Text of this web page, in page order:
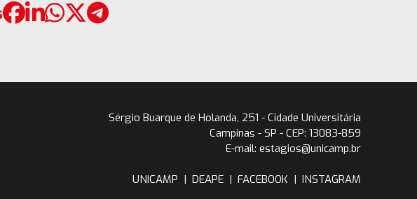
Sérgio Buarque de Holanda, 251 - Cidade Universitária
Campinas - SP - CEP: 13083-859
E-mail: estagios@unicamp.br
UNICAMP | DEAPE | FACEBOOK | INSTAGRAM